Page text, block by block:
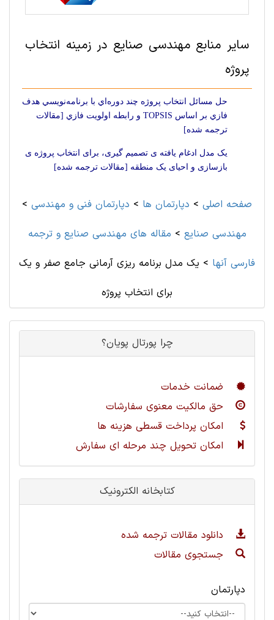
سایر منابع مهندسی صنايع در زمینه انتخاب
پروژه
حل مسائل انتخاب پروژه چند دوره‌اي با برنامه‌نويسي هدف
فازي بر اساس TOPSIS و رابطه اولويت فازي [مقالات
ترجمه شده]
یک مدل ادغام یافته ی تصمیم گیری، برای انتخاب پروژه ی
بازسازی و احیای یک منطقه [مقالات ترجمه شده]
صفحه اصلی > دپارتمان ها > دپارتمان فنی و مهندسی >
مهندسی صنايع > مقاله های مهندسی صنايع و ترجمه
فارسی آنها > یک مدل برنامه ریزی آرمانی جامع صفر و یک
برای انتخاب پروژه
چرا پورتال پویان؟
ضمانت خدمات
حق مالکیت معنوی سفارشات
امکان پرداخت قسطی هزینه ها
امکان تحویل چند مرحله ای سفارش
کتابخانه الکترونیک
دانلود مقالات ترجمه شده
جستجوی مقالات
دپارتمان